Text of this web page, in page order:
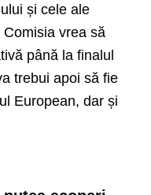
și cele ale
vrea să
până la finalul
trebui apoi să fie
European, dar și